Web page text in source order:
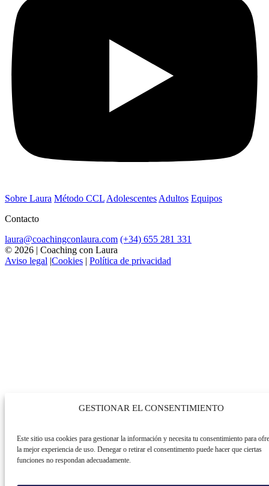
GESTIONAR EL CONSENTIMIENTO
Este sitio usa cookies para gestionar la información y necesita tu consentimiento para
la mejor experiencia de uso. Denegar o retirar el consentimento puede hacer que ciertas
funciones no respondan adecuadamente.
Sobre Laura Método CCL Adolescentes Adultos Equipos
Contacto
laura@coachingconlaura.com (+34) 655 281 331
© 2026 | Coaching con Laura
Aviso legal |Cookies | Política de privacidad